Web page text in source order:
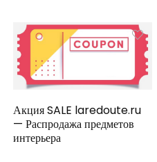
Акция SALE laredoute.ru
— Распродажа предметов
интерьера